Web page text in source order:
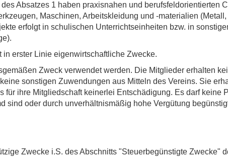
Absatzes 1 haben praxisnahen und berufsfeldorientierten
Maschinen, Arbeitskleidung und -materialien
erfolgt in schulischen Unterrichtseinheiten bzw. in
erster Linie eigenwirtschaftliche Zwecke.
Zweck verwendet werden. Die Mitglieder erhalten
sonstigen Zuwendungen aus Mitteln des Vereins. Sie
für ihre Mitgliedschaft keinerlei Entschädigung. Es darf keine
sind oder durch unverhältnismäßig hohe Vergütung
Zwecke i.S. des Abschnitts "Steuerbegünstigte Zwecke"